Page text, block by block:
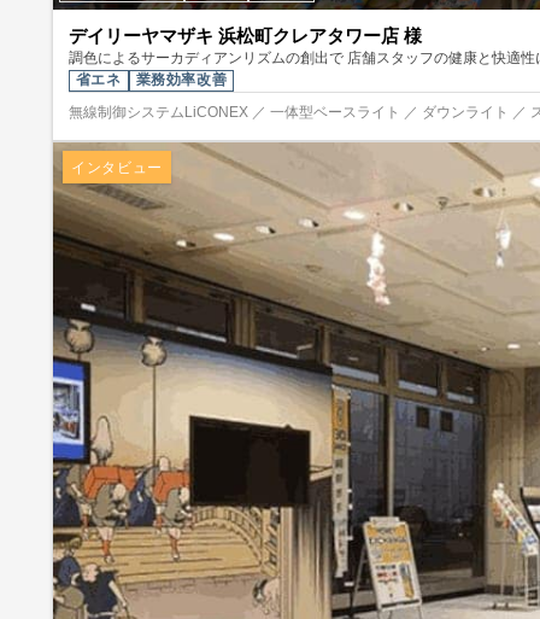
デイリーヤマザキ 浜松町クレアタワー店 様
調色によるサーカディアンリズムの創出で 店舗スタッフの健康と快適
省エネ
業務効率改善
無線制御システムLiCONEX ／ 一体型ベースライト ／ ダウンライト ／
インタビュー